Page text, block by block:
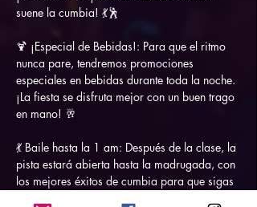
suene la cumbia! 💃🕺
🍹 ¡Especial de Bebidas!: Para que el ritmo
nunca pare, tendremos promociones
especiales en bebidas durante toda la noche.
¡La fiesta se disfruta mejor con un buen trago
en mano! 🥂
💃 Baile hasta la 1 am: Después de la clase, la
pista estará abierta hasta la madrugada, con
los mejores éxitos de cumbia para que sigas